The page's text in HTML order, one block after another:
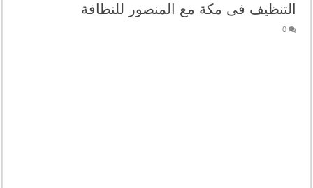
التنظيف فى مكة مع المنصور للنظافة
0